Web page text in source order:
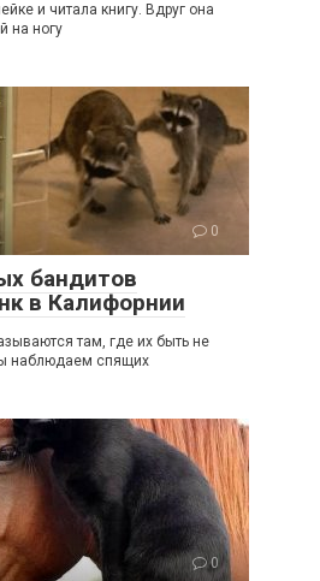
и читала книгу. Вдруг она
на ногу
0
бандитов
в Калифорнии
там, где их быть не
наблюдаем спящих
0